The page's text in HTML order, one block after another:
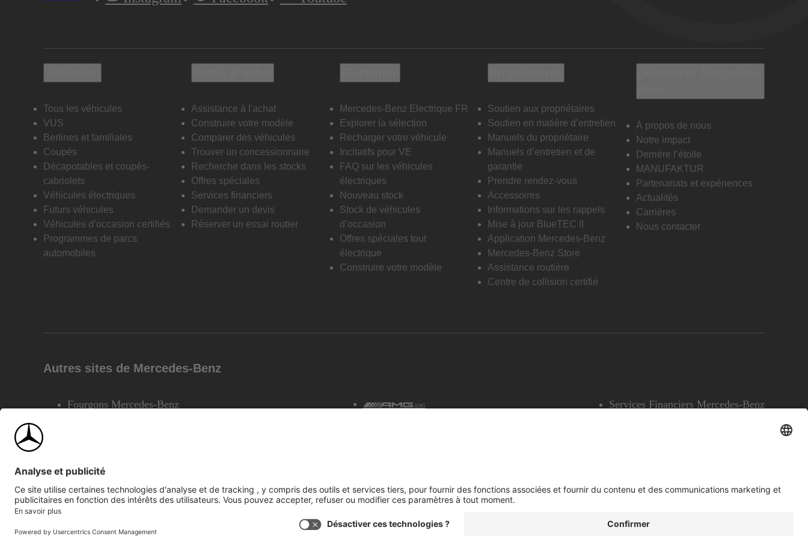
Tous les véhicules
VUS
Berlines et familiales
Coupés
Décapotables et coupés-
cabriolets
Véhicules électriques
Futurs véhicules
Véhicules d’occasion certifiés
Programmes de parcs
automobiles
Assistance à l'achat
Construire votre modèle
Comparer des véhicules
Trouver un concessionnaire
Recherche dans les stocks
Offres spéciales
Services financiers
Demander un devis
Réserver un essai routier
Mercedes-Benz Electrique FR
Explorer la sélection
Recharger votre véhicule
Incitatifs pour VE
FAQ sur les véhicules
électriques
Nouveau stock
Stock de véhicules
d’occasion
Offres spéciales tout
électrique
Construire votre modèle
Soutien aux propriétaires
Soutien en matière d’entretien
Manuels du propriétaire
Manuels d’entretien et de
garantie
Prendre rendez-vous
Accessoires
Informations sur les rappels
Mise à jour BlueTEC II
Application Mercedes-Benz
Mercedes-Benz Store
Assistance routière
Centre de collision certifié
À propos de nous
Notre impact
Derrière l’étoile
MANUFAKTUR
Partenariats et expériences
Actualités
Carrières
Nous contacter
Autres sites de Mercedes-Benz
Fourgons Mercedes-Benz AMG Services Financiers Mercedes-Benz
©2026 Mercedes-Benz Canada Inc.